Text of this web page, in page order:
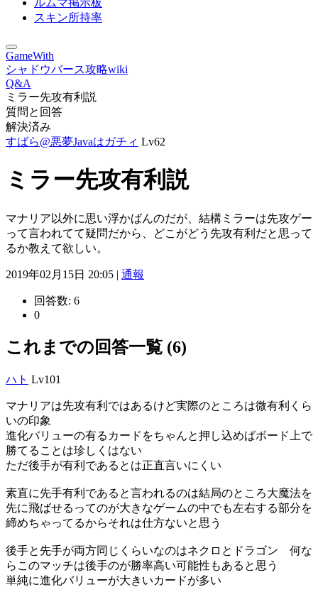
ルムマ掲示板
スキン所持率
GameWith
シャドウバース攻略wiki
Q&A
ミラー先攻有利説
質問と回答
解決済み
すばら@悪夢Javaはガチィ Lv62
ミラー先攻有利説
マナリア以外に思い浮かばんのだが、結構ミラーは先攻ゲー
って言われてて疑問だから、どこがどう先攻有利だと思って
るか教えて欲しい。
2019年02月15日 20:05 | 通報
回答数: 6
0
これまでの回答一覧 (6)
ハト Lv101
マナリアは先攻有利ではあるけど実際のところは微有利くら
いの印象
進化バリューの有るカードをちゃんと押し込めばボード上で
勝てることは珍しくはない
ただ後手が有利であるとは正直言いにくい
素直に先手有利であると言われるのは結局のところ大魔法を
先に飛ばせるってのが大きなゲームの中でも左右する部分を
締めちゃってるからそれは仕方ないと思う
後手と先手が両方同じくらいなのはネクロとドラゴン 何な
らこのマッチは後手のが勝率高い可能性もあると思う
単純に進化バリューが大きいカードが多い